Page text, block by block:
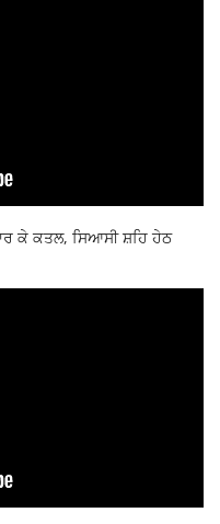
ਕੇ ਕਤਲ, ਸਿਆਸੀ ਸ਼ਹਿ ਹੇਠ